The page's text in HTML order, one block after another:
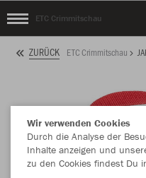
ETC Crimmitschau
ZURÜCK ETC Crimmitschau
Wir verwenden Cookies
Durch die Analyse der
Inhalte anzeigen und
zu den Cookies findest Du